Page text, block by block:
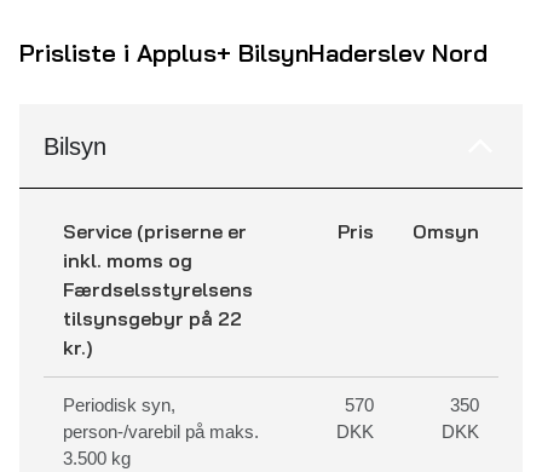
Prisliste i Applus+ BilsynHaderslev Nord
Bilsyn
Service (priserne er
inkl. moms og
Færdselsstyrelsens
tilsynsgebyr på 22
kr.)
Pris Omsyn
Periodisk syn,
person-/varebil på maks.
3.500 kg
570
DKK
350
DKK